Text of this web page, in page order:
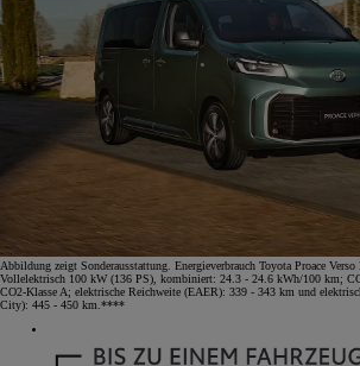
Abbildung zeigt Sonderausstattung. Energieverbrauch Toyota Proace
Vollelektrisch 100 kW (136 PS), kombiniert: 24.3 - 24.6 kWh/100 km;
CO2-Klasse A; elektrische Reichweite (EAER): 339 - 343 km und
City): 445 - 450 km.****